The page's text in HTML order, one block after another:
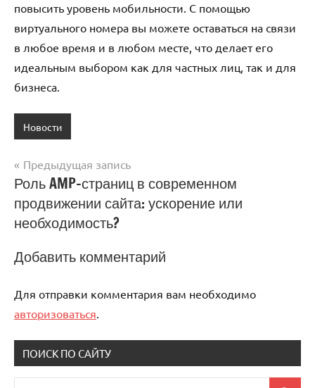
повысить уровень мобильности. С помощью
виртуального номера вы можете оставаться на связи
в любое время и в любом месте, что делает его
идеальным выбором как для частных лиц, так и для
бизнеса.
Новости
Навигация
по
записям
Предыдущая запись
Роль AMP-страниц в современном
продвижении сайта: ускорение или
необходимость?
Добавить комментарий
Для отправки комментария вам необходимо
авторизоваться
ПОИСК ПО САЙТУ